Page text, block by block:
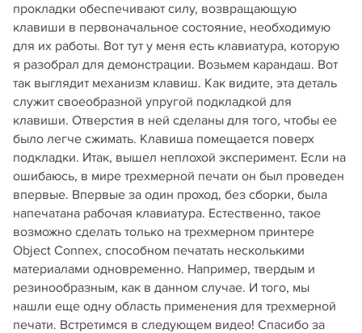
прокладки обеспечивают силу, возвращающую
клавиши в первоначальное состояние, необходимую
для их работы. Вот тут у меня есть клавиатура, которую
я разобрал для демонстрации. Возьмем карандаш. Вот
так выглядит механизм клавиш. Как видите, эта деталь
служит своеобразной упругой подкладкой для
клавиши. Отверстия в ней сделаны для того, чтобы ее
было легче сжимать. Клавиша помещается поверх
подкладки. Итак, вышел неплохой эксперимент. Если на
ошибаюсь, в мире трехмерной печати он был проведен
впервые. Впервые за один проход, без сборки, была
напечатана рабочая клавиатура. Естественно, такое
возможно сделать только на трехмерном принтере
Object Connex, способном печатать несколькими
материалами одновременно. Например, твердым и
резинообразным, как в данном случае. И того, мы
нашли еще одну область применения для трехмерной
печати. Встретимся в следующем видео! Спасибо за